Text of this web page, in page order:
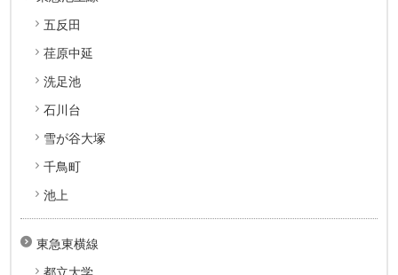
五反田
荏原中延
洗足池
石川台
雪が谷大塚
千鳥町
池上
東急東横線
都立大学